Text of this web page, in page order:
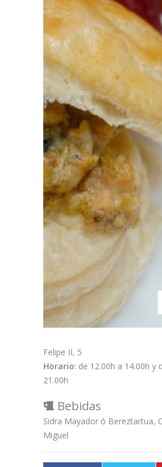
Prensa
Felipe II, 5
Horario: de 12.00h a 14.00h y
21.00h
Bebidas
Sidra Mayador ó Bereztartua,
Miguel